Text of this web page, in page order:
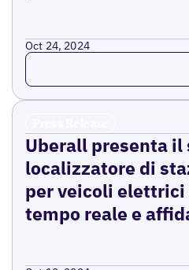
Oct 24, 2024
Read more
Uberall presenta il
localizzatore di
per veicoli elettrici
tempo reale e